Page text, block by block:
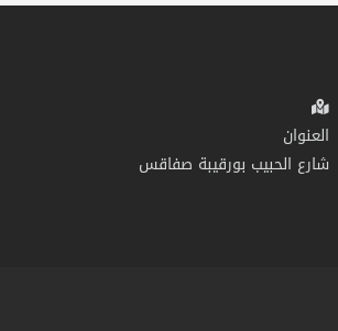
العنوان
شارع الحبيب بورقيبة صفاقس